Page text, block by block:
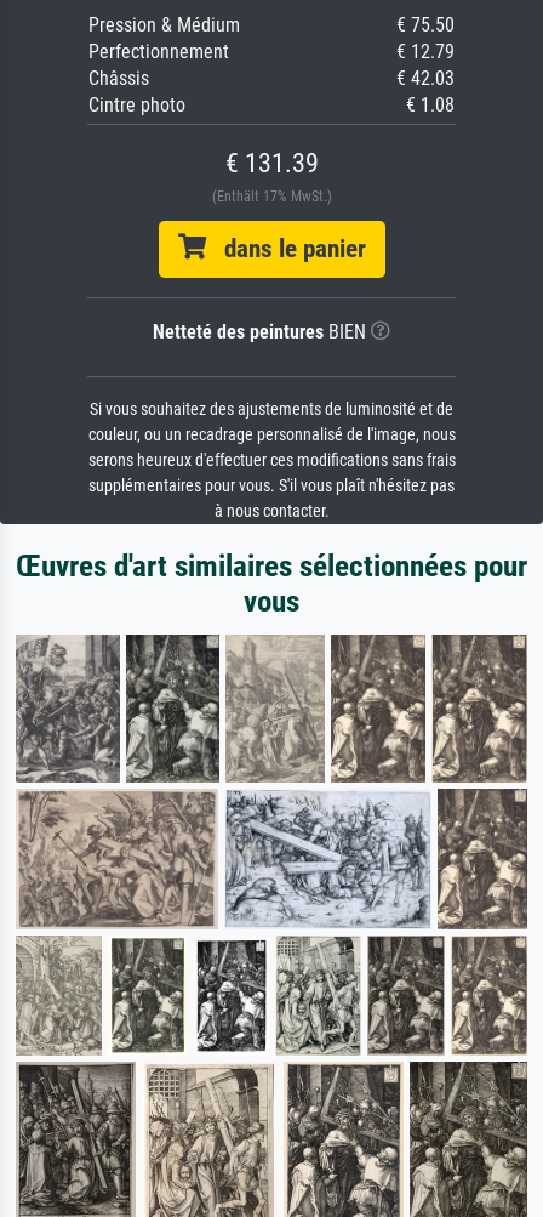
Pression & Médium
€ 75.50
Perfectionnement
€ 12.79
Châssis
€ 42.03
Cintre photo
€ 1.08
€ 131.39
(Enthält 17% MwSt.)
dans le panier
Netteté des peintures BIEN
Si vous souhaitez des ajustements de luminosité et de
couleur, ou un recadrage personnalisé de l'image, nous
serons heureux d'effectuer ces modifications sans frais
supplémentaires pour vous. S'il vous plaît n'hésitez pas
à nous contacter.
Œuvres d'art similaires sélectionnées pour
vous